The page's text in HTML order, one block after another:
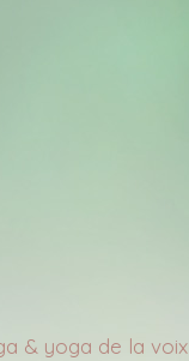
& yoga de la voix